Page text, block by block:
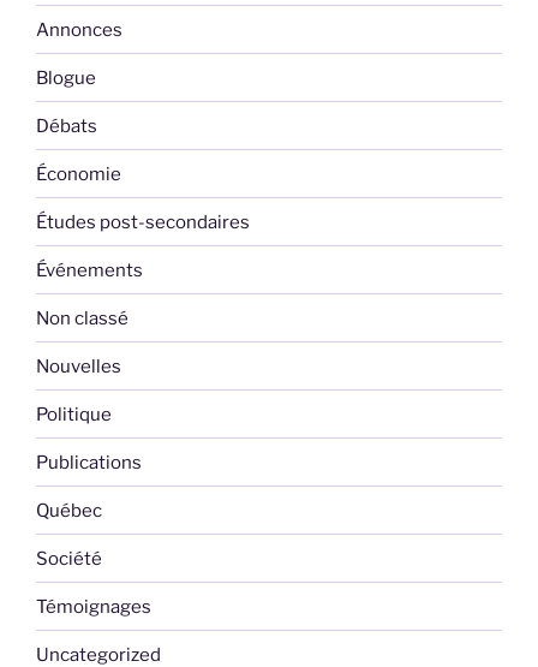
Annonces
Blogue
Débats
Économie
Études post-secondaires
Événements
Non classé
Nouvelles
Politique
Publications
Québec
Société
Témoignages
Uncategorized